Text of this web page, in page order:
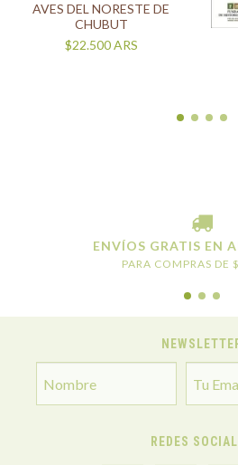
AVES DEL NORESTE DE
CHUBUT
$22.500ARS
ENVÍOS GRATIS EN
PARA COMPRAS DE
REDES